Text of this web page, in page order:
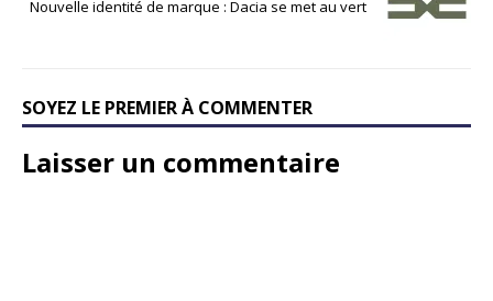
Nouvelle identité de marque : Dacia se met au vert
SOYEZ LE PREMIER À COMMENTER
Laisser un commentaire